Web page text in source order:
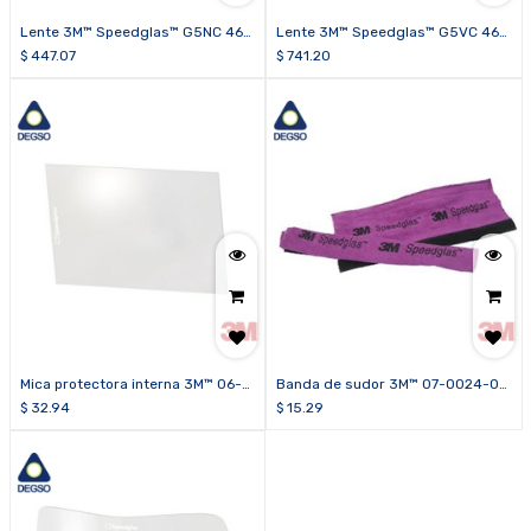
Lente 3M™ Speedglas™ G5NC 46-
0000-20
$ 447.07
Lente 3M™ Speedglas™ G5VC 46-
0000-30VC
$ 741.20
Mica protectora interna 3M™ 06-
0200-20 para lente 3M™
$ 32.94
Banda de sudor 3M™ 07-0024-02
para careta 3M™ Speedglas™ G5-
$ 15.29